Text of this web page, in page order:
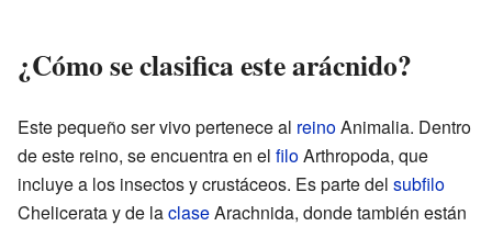
¿Cómo se clasifica este arácnido?
Este pequeño ser vivo pertenece al reinoAnimalia. Dentro
de este reino, se encuentra en el filoArthropoda, que
incluye a los insectos y crustáceos. Es parte del subfilo
Chelicerata y de laclaseArachnida, donde también están